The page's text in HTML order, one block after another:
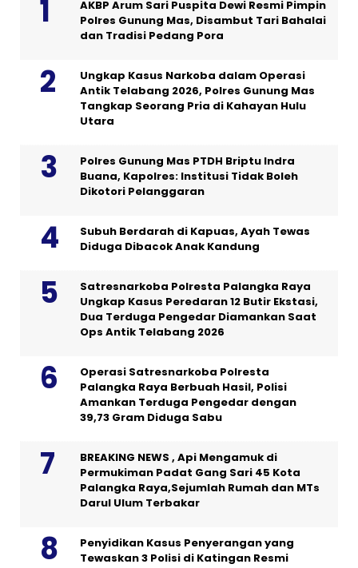
AKBP Arum Sari Puspita Dewi Resmi Pimpin
Polres Gunung Mas, Disambut Tari Bahalai
dan Tradisi Pedang Pora
Ungkap Kasus Narkoba dalam Operasi
Antik Telabang 2026, Polres Gunung Mas
Tangkap Seorang Pria di Kahayan Hulu
Utara
Polres Gunung Mas PTDH Briptu Indra
Buana, Kapolres: Institusi Tidak Boleh
Dikotori Pelanggaran
Subuh Berdarah di Kapuas, Ayah Tewas
Diduga Dibacok Anak Kandung
Satresnarkoba Polresta Palangka Raya
Ungkap Kasus Peredaran 12 Butir Ekstasi,
Dua Terduga Pengedar Diamankan Saat
Ops Antik Telabang 2026
Operasi Satresnarkoba Polresta
Palangka Raya Berbuah Hasil, Polisi
Amankan Terduga Pengedar dengan
39,73 Gram Diduga Sabu
BREAKING NEWS , Api Mengamuk di
Permukiman Padat Gang Sari 45 Kota
Palangka Raya,Sejumlah Rumah dan MTs
Darul Ulum Terbakar
Penyidikan Kasus Penyerangan yang
Tewaskan 3 Polisi di Katingan Resmi